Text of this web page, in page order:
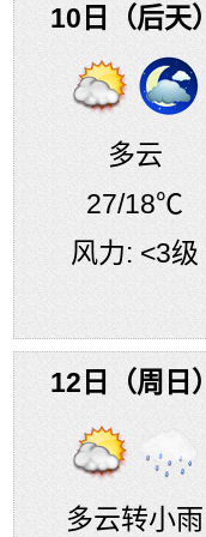
10日（后天）
多云
27/18℃
风力: <3级
12日（周日）
多云转小雨